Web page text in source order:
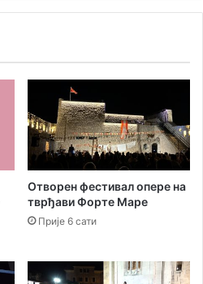
Oтворен фестивал опере на
тврђави Форте Маре
Прије 6 сати